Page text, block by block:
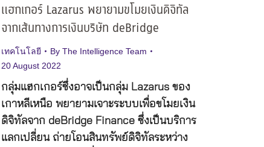
แฮกเกอร์ Lazarus พยายามขโมยเงินดิจิทัล
จากเส้นทางการเงินบริษัท deBridge
เทคโนโลยี By The Intelligence Team
20 August 2022
กลุ่มแฮกเกอร์ซึ่งอาจเป็นกลุ่ม Lazarus ของ
เกาหลีเหนือ พยายามเจาะระบบเพื่อขโมยเงิน
ดิจิทัลจาก deBridge Finance ซึ่งเป็นบริการ
แลกเปลี่ยน ถ่ายโอนสินทรัพย์ดิจิทัลระหว่าง